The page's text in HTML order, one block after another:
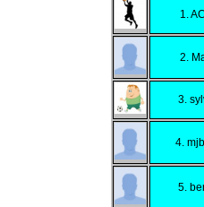
1.
2.
3.
4.
5.